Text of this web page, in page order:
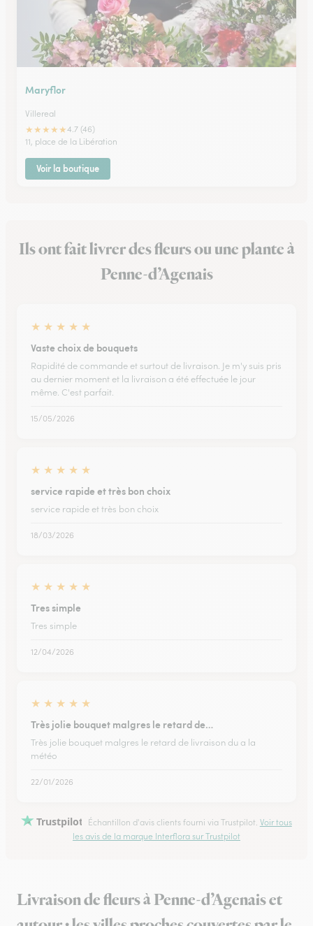
Maryflor
Villereal
★★★★★4.7 (46)
11, place de la Libération
Voir la boutique
Ils ont fait livrer des fleurs ou une plante à
Penne-d’Agenais
★ ★ ★ ★ ★
Vaste choix de bouquets
Rapidité de commande et surtout de livraison. Je m'y suis pris
au dernier moment et la livraison a été effectuée le jour
même. C'est parfait.
15/05/2026
★ ★ ★ ★ ★
service rapide et très bon choix
service rapide et très bon choix
18/03/2026
★ ★ ★ ★ ★
Tres simple
Tres simple
12/04/2026
★ ★ ★ ★ ★
Très jolie bouquet malgres le retard de…
Très jolie bouquet malgres le retard de livraison du a la
météo
22/01/2026
Trustpilot Échantillon d'avis clients fourni via Trustpilot. Voir tous
les avis de la marque Interflora sur Trustpilot
Livraison de fleurs à Penne-d’Agenais et